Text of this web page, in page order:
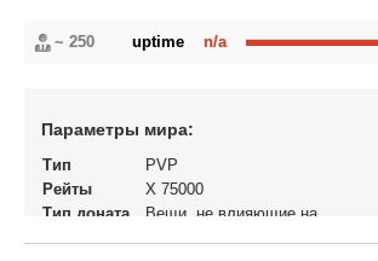
~ 250 n/a
uptime
Параметры мира:
Тип
PVP
Рейты
X 75000
Тип доната
Вещи, не влияющие на